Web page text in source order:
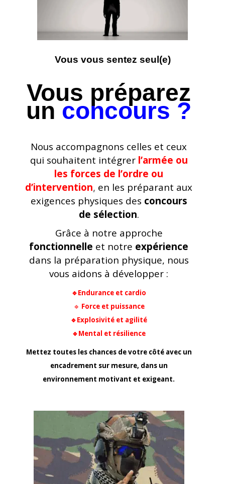
Vous vous sentez seul(e)
Vous préparez
un concours ?
Nous accompagnons celles et ceux
qui souhaitent intégrer l’armée ou
les forces de l’ordre ou
d’intervention, en les préparant aux
exigences physiques des concours
de sélection.
Grâce à notre approche
fonctionnelle et notre expérience
dans la préparation physique, nous
vous aidons à développer :
🔹Endurance et cardio
🔹 Force et puissance
🔹Explosivité et agilité
🔹Mental et résilience
Mettez toutes les chances de votre côté avec un
encadrement sur mesure, dans un
environnement motivant et exigeant.